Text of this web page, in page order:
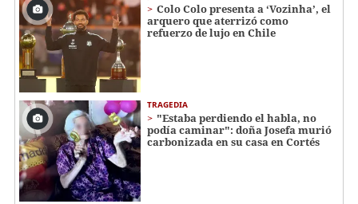
Colo Colo presenta a ‘Vozinha’, el
arquero que aterrizó como
refuerzo de lujo en Chile
TRAGEDIA
"Estaba perdiendo el habla, no
podía caminar": doña Josefa murió
carbonizada en su casa en Cortés